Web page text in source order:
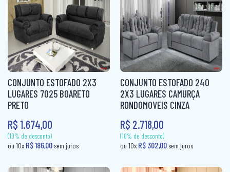
ROUPEIRO PORTA CORRER
ROUPEIRO SOLTEIRO
ROUPEIRO SOLTEIRO PORTA COMUM
ROUPEIRO SOLTEIRO PORTA CORRER
CONJUNTO ESTOFADO 2X3
LUGARES 7025 BOARETO
PRETO
R$ 1.674,00
CONJUNTO ESTOFADO 240
2X3 LUGARES CAMURÇA
RONDOMOVEIS CINZA
R$ 2.718,00